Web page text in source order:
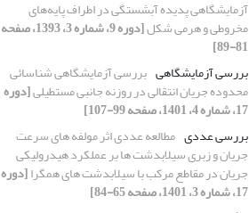
آزمایشگاهی پدیده آبشستگی در اطراف پایه‌های
مخروطی و هرمی شکل [دوره 9، شماره 3، 1393، صفحه
81-89]
بررسی آزمایشگاهی بررسی آزمایشگاهی شناسائی
محدوده جریان انتقالی در روزنه جانبی مستطیلی[دوره
17، شماره 4، 1401، صفحه 99-107]
بررسی عددی مطالعه عددی اثر مولفه های سرعت
جریان و زبری سیلابدشت ها بر عملکرد هیدرولیکی
جریان در مقاطع مرکب با سیلابدشت های همگرا[دوره
17، شماره 3، 1401، صفحه 65-84]